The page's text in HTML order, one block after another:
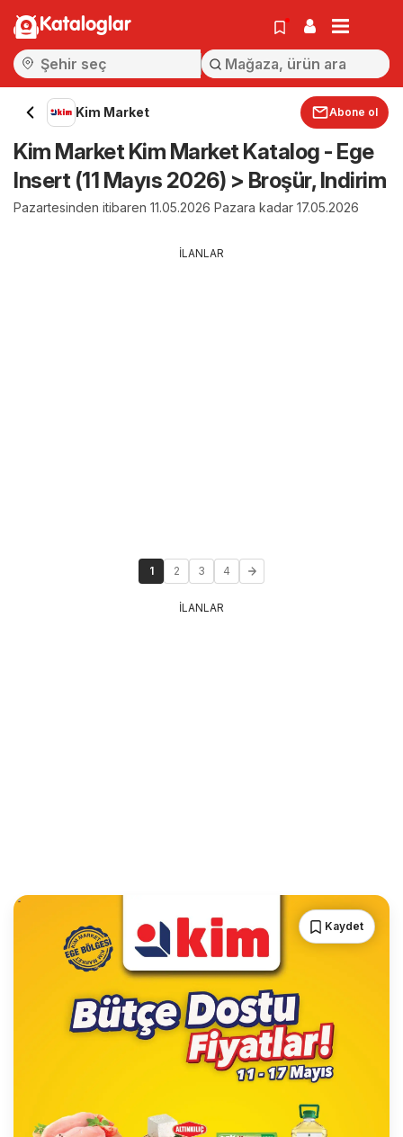
Kataloglar
Kim Market Abone ol
Kim Market Kim Market Katalog - Ege
Insert (11 Mayıs 2026) > Broşür, Indirim
Pazartesinden itibaren 11.05.2026 Pazara kadar 17.05.2026
İLANLAR
1 2 3 4
İLANLAR
Kaydet